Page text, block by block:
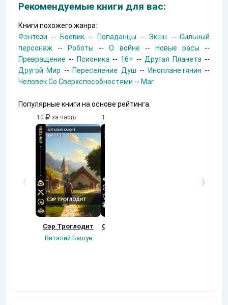
Рекомендуемые книги для вас:
Книги похожего жанра:
Фэнтези -- Боевик-- Попаданцы -- Экшн -- Сильный
персонаж -- Роботы --О войне -- Новые расы --
Превращение -- Псионика -- 16+ -- Другая Планета --
Другой Мир -- Переселение Душ -- Инопланетянин --
Человек Со Сверхспособностями -- Маг
Популярные книги на основе рейтинга.
10 за часть
Сэр Троглодит
Виталий Башун
10
Осколки прошлого